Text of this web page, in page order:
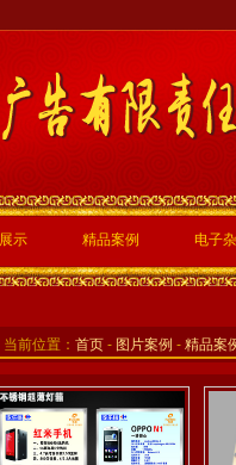
示 精品案例 电子
当前位置： 首页 - 图片案例 - 精品案